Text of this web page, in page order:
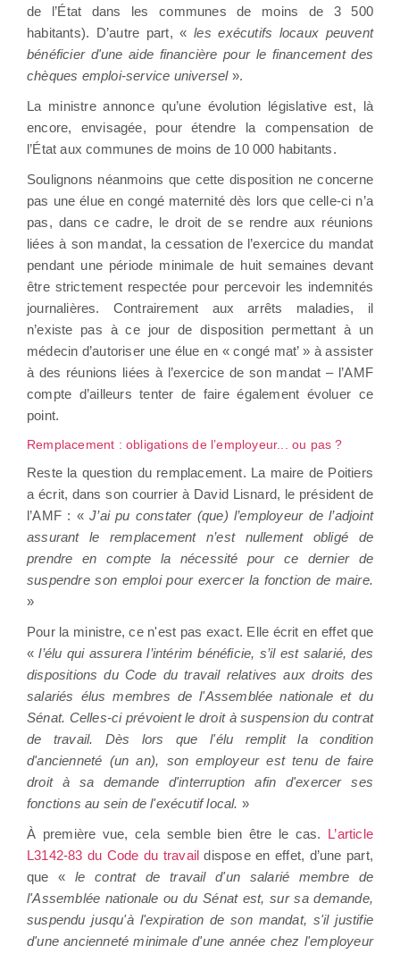
de l’État dans les communes de moins de 3 500
habitants). D’autre part, « les exécutifs locaux peuvent
bénéficier d'une aide financière pour le financement des
chèques emploi-service universel ».
La ministre annonce qu’une évolution législative est, là
encore, envisagée, pour étendre la compensation de
l’État aux communes de moins de 10 000 habitants.
Soulignons néanmoins que cette disposition ne concerne
pas une élue en congé maternité dès lors que celle-ci n’a
pas, dans ce cadre, le droit de se rendre aux réunions
liées à son mandat, la cessation de l’exercice du mandat
pendant une période minimale de huit semaines devant
être strictement respectée pour percevoir les indemnités
journalières. Contrairement aux arrêts maladies, il
n’existe pas à ce jour de disposition permettant à un
médecin d’autoriser une élue en « congé mat’ » à assister
à des réunions liées à l’exercice de son mandat – l’AMF
compte d’ailleurs tenter de faire également évoluer ce
point.
Remplacement : obligations de l’employeur... ou pas ?
Reste la question du remplacement. La maire de Poitiers
a écrit, dans son courrier à David Lisnard, le président de
l’AMF : «J’ai pu constater (que) l’employeur de l’adjoint
assurant le remplacement n’est nullement obligé de
prendre en compte la nécessité pour ce dernier de
suspendre son emploi pour exercer la fonction de maire.
»
Pour la ministre, ce n'est pas exact. Elle écrit en effet que
« l’élu qui assurera l’intérim bénéficie, s’il est salarié, des
dispositions du Code du travail relatives aux droits des
salariés élus membres de l'Assemblée nationale et du
Sénat. Celles-ci prévoient le droit à suspension du contrat
de travail. Dès lors que l'élu remplit la condition
d'ancienneté (un an), son employeur est tenu de faire
droit à sa demande d'interruption afin d'exercer ses
fonctions au sein de l'exécutif local. »
À première vue, cela semble bien être le cas. L’article
L3142-83 du Code du travail dispose en effet, d’une part,
que « le contrat de travail d'un salarié membre de
l'Assemblée nationale ou du Sénat est, sur sa demande,
suspendu jusqu'à l'expiration de son mandat, s'il justifie
d'une ancienneté minimale d'une année chez l'employeur